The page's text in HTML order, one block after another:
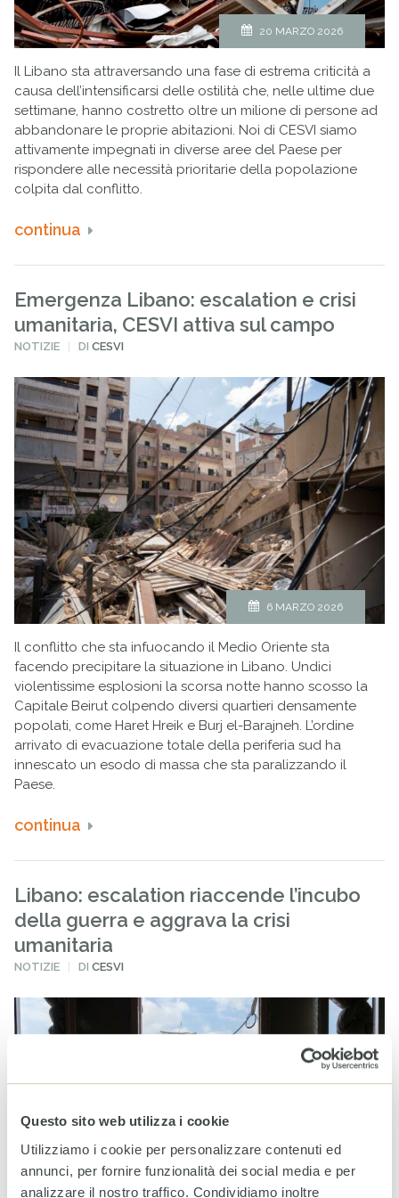
Questo sito web utilizza i cookie
Utilizziamo i cookie per personalizzare contenuti ed
annunci, per fornire funzionalità dei social media e per
analizzare il nostro traffico. Condividiamo inoltre
20 MARZO 2026
Il Libano sta attraversando una fase di estrema criticità a
causa dell’intensificarsi delle ostilità che, nelle ultime due
settimane, hanno costretto oltre un milione di persone ad
abbandonare le proprie abitazioni. Noi di CESVI siamo
attivamente impegnati in diverse aree del Paese per
rispondere alle necessità prioritarie della popolazione
colpita dal conflitto.
continua
Emergenza Libano: escalation e crisi
umanitaria, CESVI attiva sul campo
PUBBLICATO
NOTIZIE DICESVI
6 MARZO 2026
Il conflitto che sta infuocando il Medio Oriente sta
facendo precipitare la situazione in Libano. Undici
violentissime esplosioni la scorsa notte hanno scosso la
Capitale Beirut colpendo diversi quartieri densamente
popolati, come Haret Hreik e Burj el-Barajneh. L’ordine
arrivato di evacuazione totale della periferia sud ha
innescato un esodo di massa che sta paralizzando il
Paese.
continua
Libano: escalation riaccende l’incubo
della guerra e aggrava la crisi
umanitaria
PUBBLICATO
NOTIZIE DICESVI